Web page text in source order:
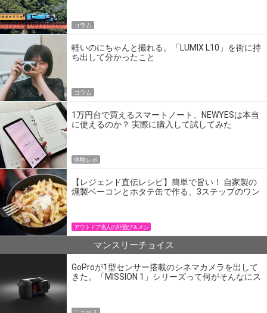
コラム
軽いのにちゃんと撮れる。「LUMIX L10」を街に持
ち出して分かったこと
コラム
1万円台で買えるスマートノート、NEWYESは本当
に使えるのか？ 実際に購入して試してみた
体験レポ
【レジェンド直伝レシピ】簡単で旨い！ 自家製の
燻製ベーコンとホタテ缶で作る、3ステップのワン
アウトドア名人の外遊び＆メシ
マンスリーチョイス
GoProが1型センサー搭載のシネマカメラを出して
きた。「MISSION 1」シリーズって何がそんなにス